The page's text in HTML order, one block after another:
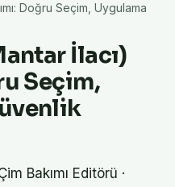
Doğru Seçim, Uygulama
İlacı)
Seçim,
Bakımı Editörü ·